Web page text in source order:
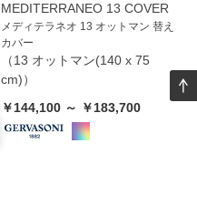
MEDITERRANEO 13 COVER
メディテラネオ 13 オットマン 替え
カバー
（13 オットマン(140 x 75
cm)）
￥144,100 ～ ￥183,700